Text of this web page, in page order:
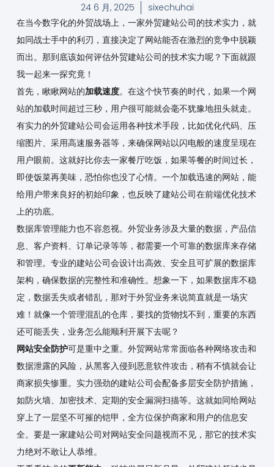
24 6 月, 2025
sixechuhai
在当今数字化的外贸战场上，一家外贸建站公司的技术实力，就
如同战士手中的利刃，直接决定了网站能否在激烈的竞争中脱颖
而出。那到底该如何评估外贸建站公司的技术实力呢？下面就跟
我一起来一探究竟！
首先，瞅瞅网站的加载速度。在这个快节奏的时代，如果一个网
站的加载时间超过三秒，用户很可能就会毫不犹豫地扭头就走。
有实力的外贸建站公司会运用各种技术手段，比如优化代码、压
缩图片、采用高速服务器等，来确保网站以闪电般的速度呈现在
用户眼前。这就好比你去一家餐厅吃饭，如果等餐的时间过长，
即使饭菜再美味，恐怕你也没了心情。一个加载迅速的网站，能
给用户带来良好的初始印象，也反映了建站公司在前端优化技术
上的功底。
数据库管理能力也不容忽视。外贸业务涉及大量的数据，产品信
息、客户资料、订单记录等等，都需要一个可靠的数据库来存储
和管理。专业的建站公司会设计出高效、安全且可扩展的数据库
架构，确保数据的完整性和准确性。想象一下，如果数据库不稳
定，数据丢失或者错乱，那对于外贸业务来说简直就是一场灾
难！就像一个管理混乱的仓库，要找的货物找不到，重要的东西
还可能丢失，业务怎么能顺利开展下去呢？
网站安全防护可是重中之重。外贸网站常常面临各种网络攻击和
数据泄露的风险，从黑客入侵到恶意软件攻击，稍有不慎就会让
商家损失惨重。实力强劲的建站公司会配备多层安全防护措施，
如防火墙、加密技术、定期的安全漏洞扫描等。这就如同给网站
穿上了一层坚不可摧的铠甲，全方位保护商家和用户的信息安
全。要是一家建站公司对网站安全问题视而不见，那它的技术实
力绝对不敢让人恭维。